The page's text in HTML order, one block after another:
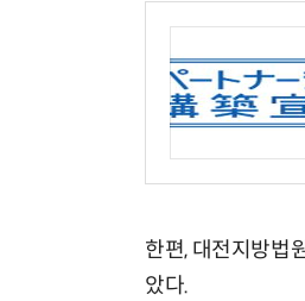
한편, 대전지방법
았다.